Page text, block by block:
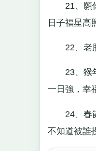
21、願你
日子福星高
22、老朋
23、猴年
一日強，幸
24、春節
不知道被誰